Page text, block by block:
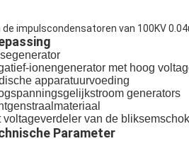
de impulscondensatoren van 100KV
ionengenerator met hoog
apparatuurvoeding
generators
voltageverdeler van de bliksemschok
Parameter